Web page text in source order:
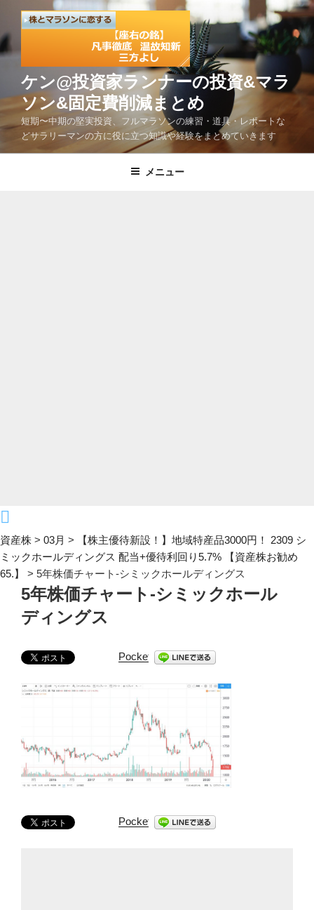
テ
ン
ス
キ
ケン@投資家ランナーの投資&マラ
ソン&固定費削減まとめ
短期〜中期の堅実投資、フルマラソンの練習・道具・レポートな
どサラリーマンの方に役に立つ知識や経験をまとめていきます
メニュー
資産株 > 03月 >
【株主優待新設！】地域特産品3000円！ 2309 シ
ミックホールディングス 配当+優待利回り5.7% 【資産株お勧め
65.】
> 5年株価チャート-シミックホールディングス
5年株価チャート-シミックホール
ディングス
Pocket
Pocket